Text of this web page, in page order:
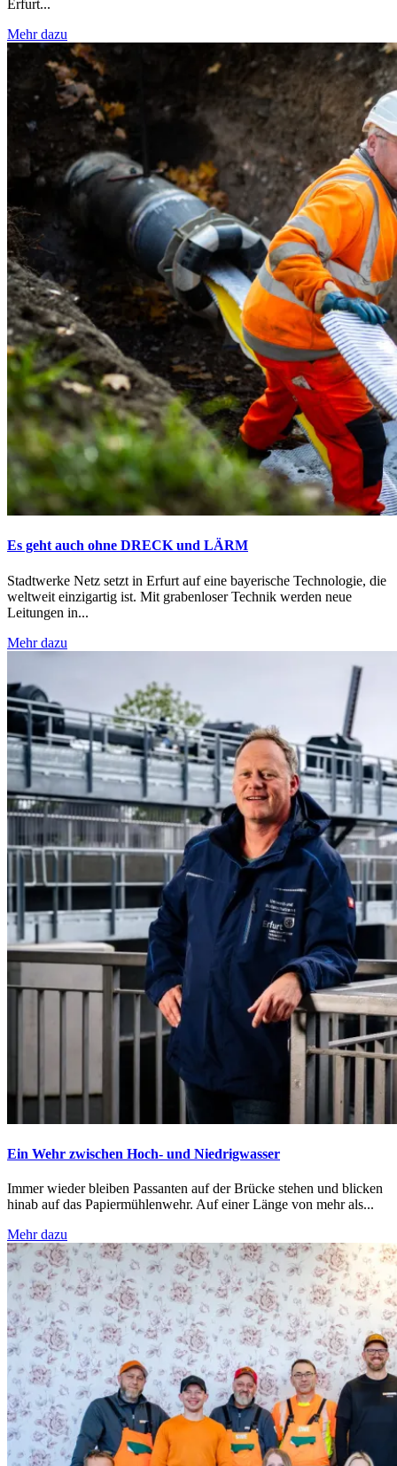
Erfurt...
Mehr dazu
Es geht auch ohne DRECK und LÄRM
Stadtwerke Netz setzt in Erfurt auf eine bayerische Technologie, die
weltweit einzigartig ist. Mit grabenloser Technik werden neue
Leitungen in...
Mehr dazu
Ein Wehr zwischen Hoch- und Niedrigwasser
Immer wieder bleiben Passanten auf der Brücke stehen und blicken
hinab auf das Papiermühlenwehr. Auf einer Länge von mehr als...
Mehr dazu